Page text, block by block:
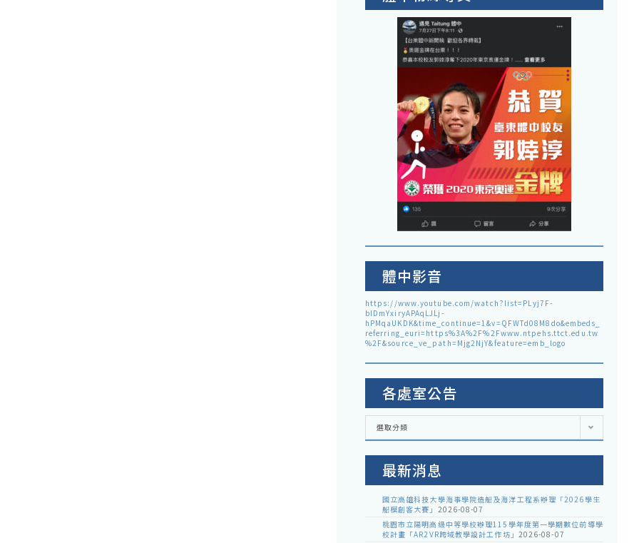
體中影音
https://www.youtube.com/watch?list=PLyj7F-
blDmYxiryAPAqLJLj-
hPMqaUKDK&time_continue=1&v=QFWTd08M8do&embeds_
referring_euri=https%3A%2F%2Fwww.ntpehs.ttct.edu.tw
%2F&source_ve_path=Mjg2NjY&feature=emb_logo
各處室公告
各
室
選取分類
最新消息
國立高雄科技大學海事學院造船及海洋工程系辦理「2026學生
船模創客大賽」 2026-08-07
桃園市立陽明高級中等學校辦理115學年度第一學期數位前導學
校計畫「AR2VR跨域教學設計工作坊」 2026-08-07